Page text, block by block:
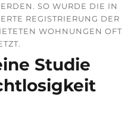
SO WURDE DIE IN
REGISTRIERUNG DER
WOHNUNGEN OFT
Studie